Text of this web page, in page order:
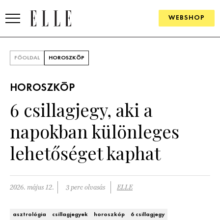
WEBSHOP
SZÉPSÉG
KULTÚRA
ÉLETMÓD
PÁRKAPCSOLAT
FŐOLDAL HOROSZKÓP
HOROSZKÓP
6 csillagjegy, aki a
napokban különleges
lehetőséget kaphat
2026. május 12. 3 perc olvasás ELLE
asztrológia csillagjegyek horoszkóp 6 csillagjegy